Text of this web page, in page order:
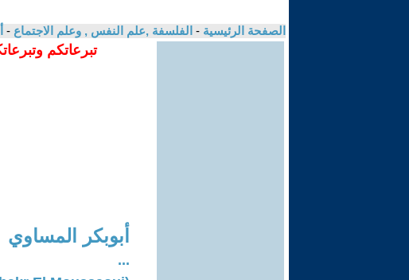
الصفحة الرئيسية - الفلسفة ,علم النفس , وعلم الاجتماع -
تبرعاتكم
أبوبكر المساوي
...